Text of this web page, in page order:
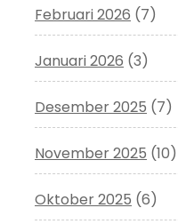
Februari 2026 (7)
Januari 2026 (3)
Desember 2025 (7)
November 2025 (10)
Oktober 2025 (6)